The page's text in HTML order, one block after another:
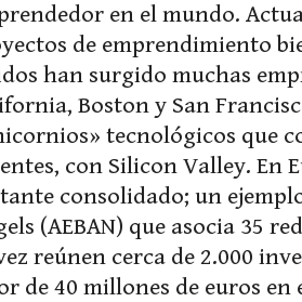
en el mundo.
de emprendimiento
han surgido muchas
Boston y San
tecnológicos que
con Silicon Valley. En
consolidado; un
(AEBAN) que asocia 35
reúnen cerca de 2.000
de 40 millones de euros en